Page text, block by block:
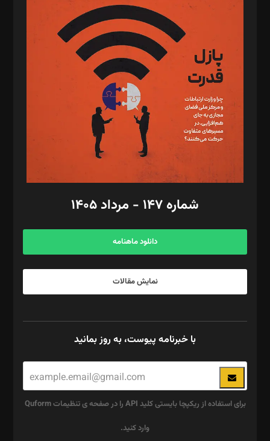
د‌بیر پیوست جهان: مینا پاکدل
د‌بیر تحریریه آنلاین: بابک نقاش
تحریریه‌: مجتبی محمود‌ی، آرش برهمند، یسنا امان‌پور، سروش کرمیان،
مصطفی مسجدی آرانی، ابوالفضل رجبی، زهرا فکرانه، فائزه فتحی
رستمی،مصطفی باستان
ویرایش: نگار استاد‌‌آقا
طراح یونیفرم: مجید توکلی
فیلمبرداری و عکاسی: امیر شفیعی، مانی لطفی زاده
گرافیک و صفحه‌آرایی: سید‌سبحان‌علی ثابت
مد‌یر توسعه تجاری: کامبیز برید‌
امور مالی: شاپور رهبری، محمد‌ کاظمی‌نیا
آگهی و مشترکین: ۰۹۱۹۹۹۹۰۴۵۴
شماره ۱۴۷ - مرداد ۱۴۰۵
دانلود ماهنامه
نمایش مقالات
با خبرنامه پیوست، به روز بمانید
برای استفاده از ریکپچا بایستی کلید API را در صفحه ی تنظیمات Quform
وارد کنید.